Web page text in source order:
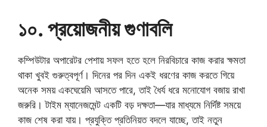
১০. প্রয়োজনীয় গুণাবলি
কম্পিউটার অপারেটর পেশায় সফল হতে হলে নিরবিচারে কাজ করার ক্ষমতা
থাকা খুবই গুরুত্বপূর্ণ। দিনের পর দিন একই ধরণের কাজ করতে গিয়ে
অনেক সময় একঘেয়েমি আসতে পারে, তাই ধৈর্য ধরে মনোযোগ বজায় রাখা
জরুরি। টাইম ম্যানেজমেন্ট একটি বড় দক্ষতা—যার মাধ্যমে নির্দিষ্ট সময়ে
কাজ শেষ করা যায়। প্রযুক্তি প্রতিনিয়ত বদলে যাচ্ছে, তাই নতুন